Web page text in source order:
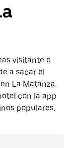
visitante o
a sacar el
La Matanza.
con la app
populares.